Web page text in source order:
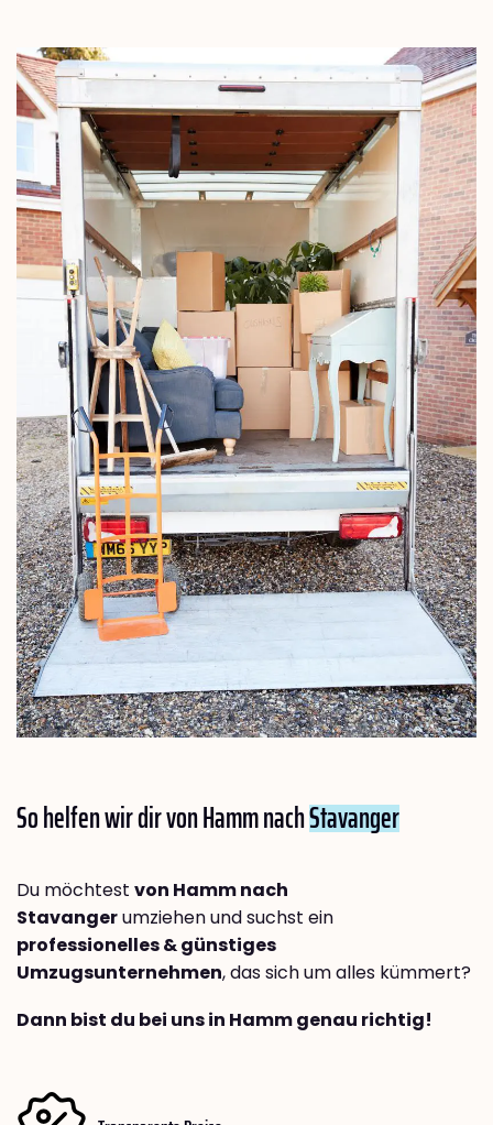
So helfen wir dir von Hamm nachStavanger
Du möchtest von Hamm nach
Stavangerumziehen und suchst ein
professionelles & günstiges
Umzugsunternehmen, das sich um alles kümmert?
Dann bist du bei uns in Hamm genau richtig!